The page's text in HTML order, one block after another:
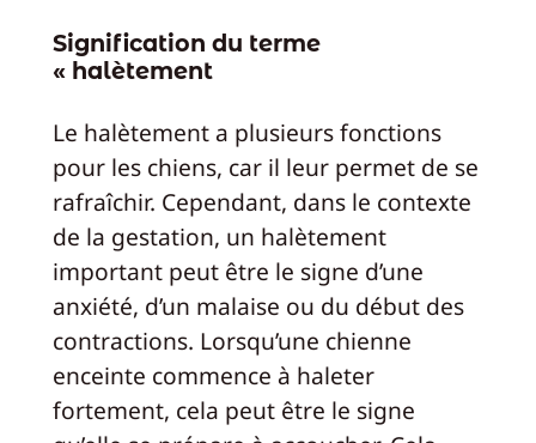
Signification du terme
« halètement
Le halètement a plusieurs fonctions
pour les chiens, car il leur permet de se
rafraîchir. Cependant, dans le contexte
de la gestation, un halètement
important peut être le signe d’une
anxiété, d’un malaise ou du début des
contractions. Lorsqu’une chienne
enceinte commence à haleter
fortement, cela peut être le signe